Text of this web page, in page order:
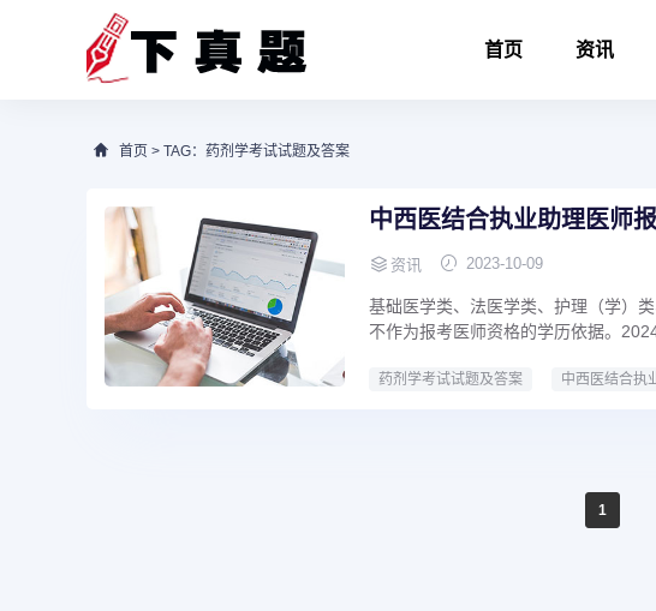
首页 资讯
首页 > TAG：药剂学考试试题及答案
中西医结合执业助理医师
资讯 2023-10-09
基础医学类、法医学类、护理（学）
不作为报考医师资格的学历依据。
药剂学考试试题及答案 中西医结合执
1